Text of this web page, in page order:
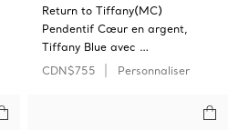
Return to Tiffany(MC)
Pendentif Cœur en argent,
Tiffany Blue avec …
CDN$755
Personnaliser